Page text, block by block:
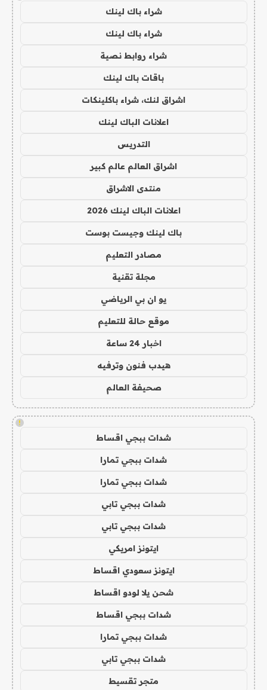
شراء باك لينك
شراء باك لينك
شراء روابط نصية
باقات باك لينك
اشراق لنك، شراء باكلينكات
اعلانات الباك لينك
التدريس
اشراق العالم عالم كبير
منتدى الاشراق
اعلانات الباك لينك 2026
باك لينك وجيست بوست
مصادر التعليم
مجلة تقنية
يو ان بي الرياضي
موقع حالة للتعليم
اخبار 24 ساعة
هيدب فنون وترفيه
صحيفة العالم
!
شدات ببجي اقساط
شدات ببجي تمارا
شدات ببجي تمارا
شدات ببجي تابي
شدات ببجي تابي
ايتونز امريكي
ايتونز سعودي اقساط
شحن يلا لودو اقساط
شدات ببجي اقساط
شدات ببجي تمارا
شدات ببجي تابي
متجر تقسيط